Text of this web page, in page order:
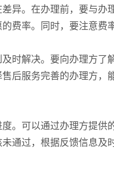
异。在办理前，要与办
费率。同时，要注意费
时解决。要向办理方了
后服务完善的办理方，
。可以通过办理方提供
通过，根据反馈信息及